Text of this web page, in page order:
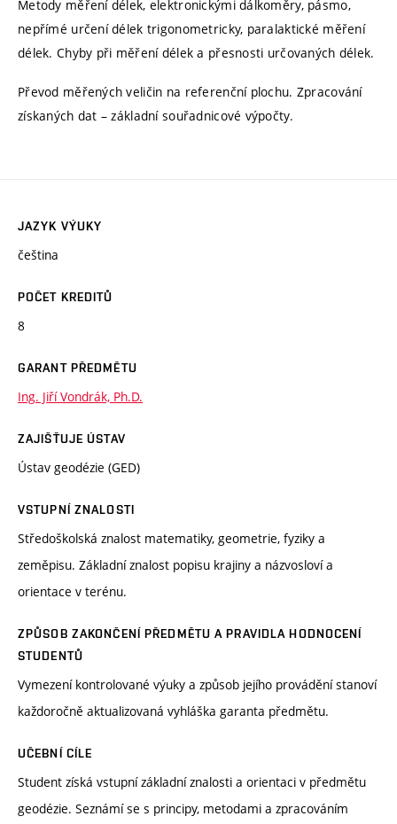
Metody měření délek, elektronickými dálkoměry, pásmo,
nepřímé určení délek trigonometricky, paralaktické měření
délek. Chyby při měření délek a přesnosti určovaných délek.
Převod měřených veličin na referenční plochu. Zpracování
získaných dat – základní souřadnicové výpočty.
JAZYK VÝUKY
čeština
POČET KREDITŮ
8
GARANT PŘEDMĚTU
Ing. Jiří Vondrák, Ph.D.
ZAJIŠŤUJE ÚSTAV
Ústav geodézie (GED)
VSTUPNÍ ZNALOSTI
Středoškolská znalost matematiky, geometrie, fyziky a
zeměpisu. Základní znalost popisu krajiny a názvosloví a
orientace v terénu.
ZPŮSOB ZAKONČENÍ PŘEDMĚTU A PRAVIDLA HODNOCENÍ
STUDENTŮ
Vymezení kontrolované výuky a způsob jejího provádění stanoví
každoročně aktualizovaná vyhláška garanta předmětu.
UČEBNÍ CÍLE
Student získá vstupní základní znalosti a orientaci v předmětu
geodézie. Seznámí se s principy, metodami a zpracováním